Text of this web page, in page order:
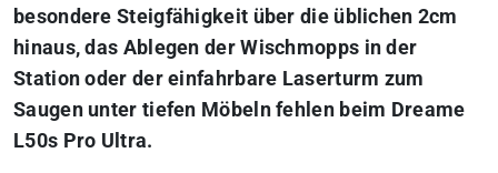
besondere Steigfähigkeit über die üblichen 2cm
hinaus, das Ablegen der Wischmopps in der
Station oder der einfahrbare Laserturm zum
Saugen unter tiefen Möbeln fehlen beim Dreame
L50s Pro Ultra.